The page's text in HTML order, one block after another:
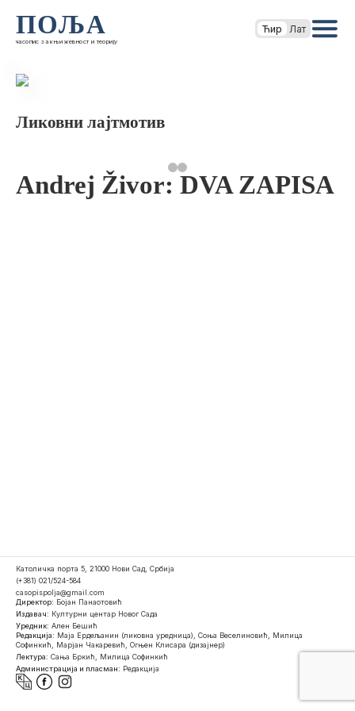
ПОЉА
часопис за књижевност и теорију
Ћир Лат
Ликовни лајтмотив
Andrej Živor: DVA ZAPISA
Католичка порта 5, 21000 Нови Сад, Србија
(+381) 021/524-584
casopispolja@gmail.com
Директор: Бојан Панаотовић
Издавач: Културни центар Новог Сада
Уредник: Ален Бешић
Редакција: Маја Ердељанин (ликовна уредница), Соња Веселиновић, Милица
Софинкић, Марјан Чакаревић, Огњен Клисара (дизајнер)
Лектура: Сања Бркић, Милица Софинкић
Администрација и пласман: Редакција